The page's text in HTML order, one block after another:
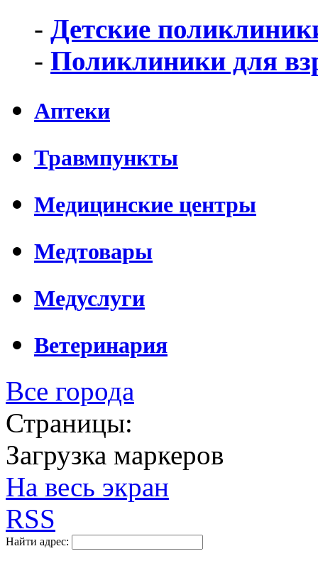
- Детские
- Поликлиники для
Аптеки
Травмпункты
Медицинские центры
Медтовары
Медуслуги
Ветеринария
Все города
Страницы:
Загрузка маркеров
На весь экран
RSS
Найти адрес: